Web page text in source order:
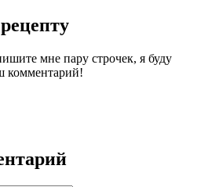
мне пару строчек, я буду
комментарий!